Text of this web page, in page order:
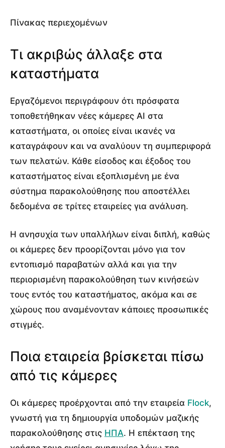
Πίνακας περιεχομένων
Τι ακριβώς άλλαξε στα
καταστήματα
Εργαζόμενοι περιγράφουν ότι πρόσφατα
τοποθετήθηκαν νέες κάμερες AI στα
καταστήματα, οι οποίες είναι ικανές να
καταγράφουν και να αναλύουν τη συμπεριφορά
των πελατών. Κάθε είσοδος και έξοδος του
καταστήματος είναι εξοπλισμένη με ένα
σύστημα παρακολούθησης που αποστέλλει
δεδομένα σε τρίτες εταιρείες για ανάλυση.
Η ανησυχία των υπαλλήλων είναι διπλή, καθώς
οι κάμερες δεν προορίζονται μόνο για τον
εντοπισμό παραβατών αλλά και για την
περιορισμένη παρακολούθηση των κινήσεών
τους εντός του καταστήματος, ακόμα και σε
χώρους που αναμένονταν κάποιες προσωπικές
στιγμές.
Ποια εταιρεία βρίσκεται πίσω
από τις κάμερες
Οι κάμερες προέρχονται από την εταιρεία Flock,
γνωστή για τη δημιουργία υποδομών μαζικής
παρακολούθησης στις ΗΠΑ. Η επέκταση της